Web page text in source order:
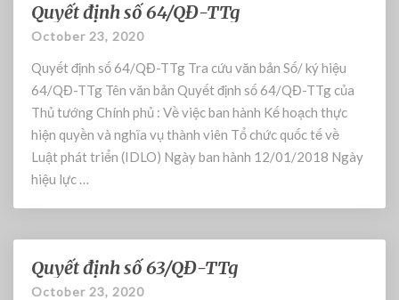
Q
Đ
T
C
T
Q
u
ế
t
đ
ị
n
h
s
ố
/
Q
Quyết định số 64/QĐ-TTg
October 23, 2020
Quyết định số 64/QĐ-TTg Tra cứu văn bản Số/ ký hiệu
64/QĐ-TTg Tên văn bản Quyết định số 64/QĐ-TTg của
Thủ tướng Chính phủ : Về việc ban hành Kế hoạch thực
hiện quyền và nghĩa vụ thành viên Tổ chức quốc tế về
Luật phát triển (IDLO) Ngày ban hành 12/01/2018 Ngày
hiệu lực …
Q
u
Quyết định số 63/QĐ-TTg
October 23, 2020